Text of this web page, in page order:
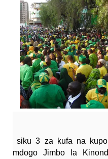
DC
siku 3 za kufa na
mdogo Jimbo la